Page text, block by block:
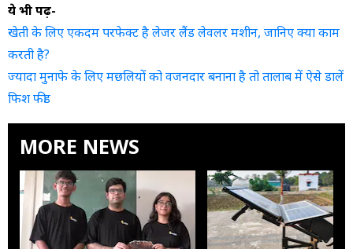
ये भी पढ़ें-
खेती के लिए एकदम परफेक्ट है लेजर लैंड लेवलर मशीन, जानिए क्या काम
करती है?
ज्यादा मुनाफे के लिए मछलियों को वजनदार बनाना है तो तालाब में ऐसे डालें
फिश फीड
MORE NEWS